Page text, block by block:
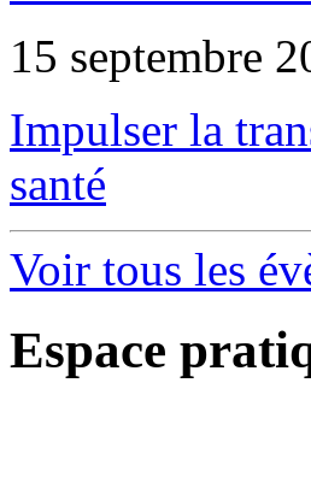
15 septembre
Impulser la
santé
Voir tous les
Espace